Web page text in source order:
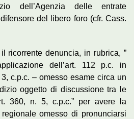
dell’Agenzia delle entrate
del libero foro (cfr. Cass.
ricorrente denuncia, in rubrica, ”
dell’art. 112 p.c. in
c.p.c. – omesso esame circa un
oggetto di discussione tra le
360, n. 5, c.p.c.” per avere la
omesso di pronunciarsi